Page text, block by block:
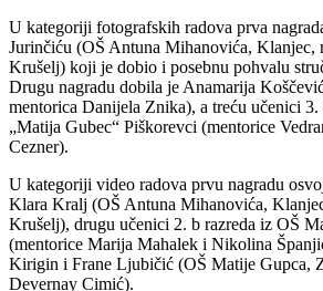
U kategoriji fotografskih radova prva
Jurinčiću (OŠ Antuna Mihanovića, Klanjec,
Krušelj) koji je dobio i posebnu pohvalu
Drugu nagradu dobila je Anamarija
mentorica Danijela Znika), a treću učenici 3.
„Matija Gubec“ Piškorevci (mentorice
Cezner).
U kategoriji video radova prvu nagradu
Klara Kralj (OŠ Antuna Mihanovića,
Krušelj), drugu učenici 2. b razreda iz OŠ
(mentorice Marija Mahalek i Nikolina
Kirigin i Frane Ljubičić (OŠ Matije Gupca,
Devernay Cimić).